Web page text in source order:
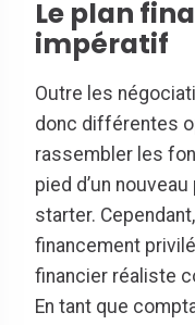
Le plan
impératif
Outre les
donc différentes
rassembler les
pied d’un
starter.
financement
financier réaliste
En tant que